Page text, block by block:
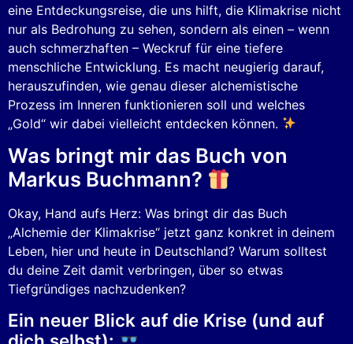
eine Entdeckungsreise, die uns hilft, die Klimakrise nicht
nur als Bedrohung zu sehen, sondern als einen – wenn
auch schmerzhaften – Weckruf für eine tiefere
menschliche Entwicklung. Es macht neugierig darauf,
herauszufinden, wie genau dieser alchemistische
Prozess im Inneren funktionieren soll und welches
„Gold“ wir dabei vielleicht entdecken können.
Was bringt mir das Buch von
Markus Buchmann?
Okay, Hand aufs Herz: Was bringt dir das Buch
„Alchemie der Klimakrise“ jetzt ganz konkret in deinem
Leben, hier und heute in Deutschland? Warum solltest
du deine Zeit damit verbringen, über so etwas
Tiefgründiges nachzudenken?
Ein neuer Blick auf die Krise (und auf